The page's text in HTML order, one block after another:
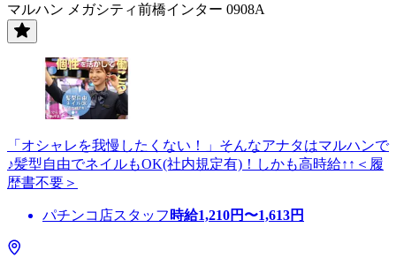
マルハン メガシティ前橋インター 0908A
「オシャレを我慢したくない！」そんなアナタはマルハンで
♪髪型自由でネイルもOK(社内規定有)！しかも高時給↑↑＜履
歴書不要＞
パチンコ店スタッフ 時給1,210円〜1,613円